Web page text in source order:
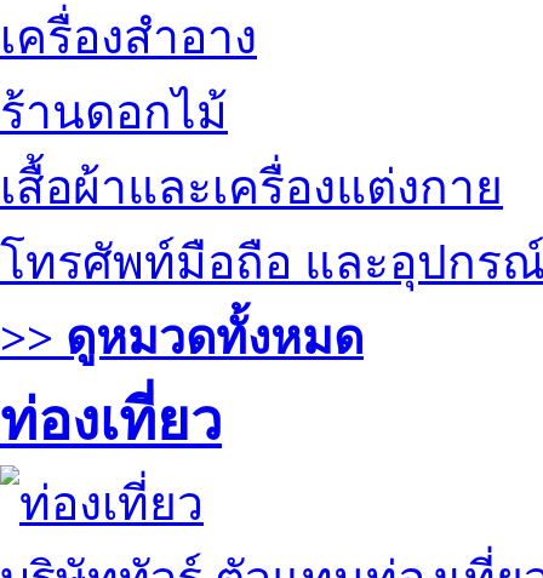
เครื่องสำอาง
ร้านดอกไม้
เสื้อผ้าและเครื่องแต่งกาย
โทรศัพท์มือถือ และอุปกร
>> ดูหมวดทั้งหมด
ท่องเที่ยว